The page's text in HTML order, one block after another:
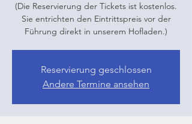
(Die Reservierung der Tickets ist kostenlos.
Sie entrichten den Eintrittspreis vor der
Führung direkt in unserem Hofladen.)
Reservierung geschlossen
Andere Termine ansehen